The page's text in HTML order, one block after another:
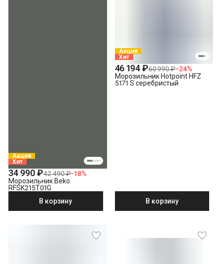
Акция
Хит
34 990 ₽42 490 ₽−18%
Морозильник Beko
RFSK215T01G
В корзину
Акция
Хит
46 194 ₽60 990 ₽−24%
Морозильник Hotpoint HFZ
5171 S серебристый
В корзину